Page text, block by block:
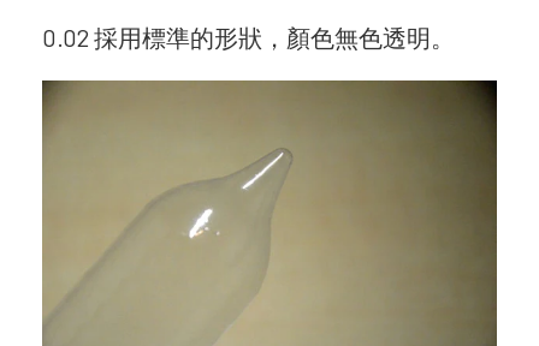
0.02 採用標準的形狀，顏色無色透明。